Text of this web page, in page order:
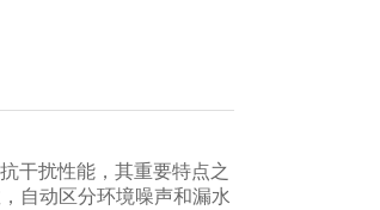
干扰性能，其重要特点之
自动区分环境噪声和漏水